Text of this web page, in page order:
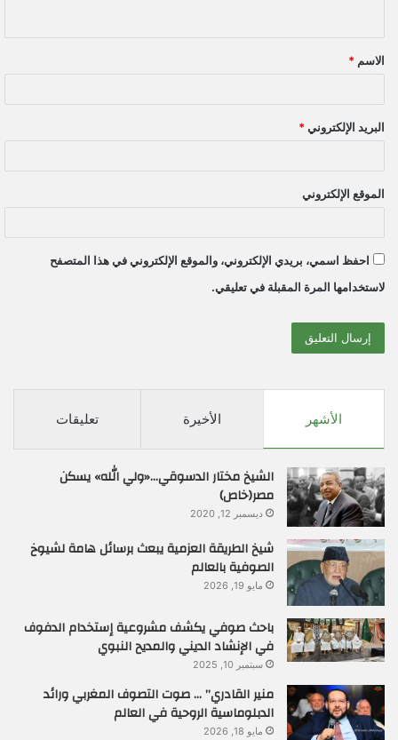
ق
*
الاسم *
البريد الإلكتروني *
الموقع الإلكتروني
احفظ اسمي، بريدي الإلكتروني، والموقع الإلكتروني في هذا المتصفح
لاستخدامها المرة المقبلة في تعليقي.
الأشهر الأخيرة تعليقات
الشيخ مختار الدسوقي…«ولي الله» يسكن
مصر(خاص)
ديسمبر 12, 2020
شيخ الطريقة العزمية يبعث برسائل هامة لشيوخ
الصوفية بالعالم
مايو 19, 2026
باحث صوفي يكشف مشروعية إستخدام الدفوف
في الإنشاد الديني والمديح النبوي
سبتمبر 10, 2025
منير القادري” … صوت التصوف المغربي ورائد
الدبلوماسية الروحية في العالم
مايو 18, 2026